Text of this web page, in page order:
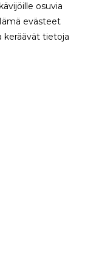
osuvia
evästeet
keräävät tietoja